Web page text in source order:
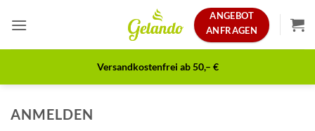
Inhalt
ANGEBOT
ANFRAGEN
Versandkostenfrei ab 50,– €
ANMELDEN